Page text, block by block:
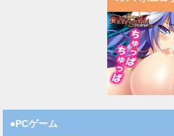
●PCゲーム